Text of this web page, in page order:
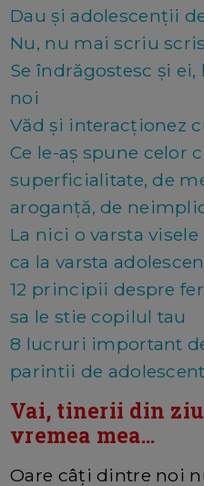
Dau și adolescenții
Nu, nu mai scriu
Se îndrăgostesc și
noi
Văd și interacționez
Ce le-aș spune celor
superficialitate, de
aroganță, de
La nici o varsta
ca la varsta
12 principii despre
sa le stie copilul tau
8 lucruri important
parintii de
Vai, tinerii din
vremea mea...
Oare câți dintre noi